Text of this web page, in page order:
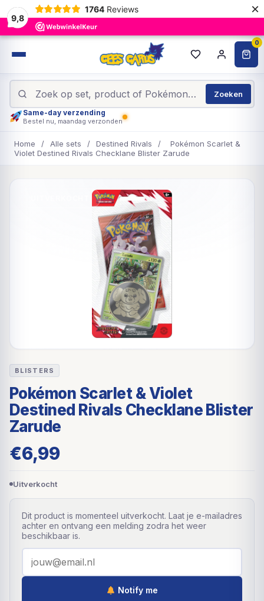
9,8
1764 Reviews ×
0
Zoeken
Same-day verzending
Bestel nu, maandag verzonden
Home / Alle sets / Destined Rivals /
Pokémon Scarlet &
Violet Destined Rivals Checklane Blister Zarude
BLISTERS
Pokémon Scarlet & Violet
Destined Rivals Checklane Blister
Zarude
€6,99
Uitverkocht
Dit product is momenteel uitverkocht. Laat je e-mailadres
achter en ontvang een melding zodra het weer
beschikbaar is.
Notify me